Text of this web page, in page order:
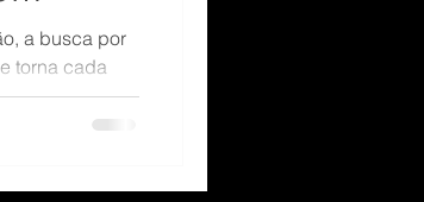
a busca por
torna cada